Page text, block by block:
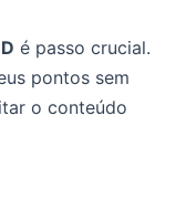
é passo crucial.
pontos sem
o conteúdo